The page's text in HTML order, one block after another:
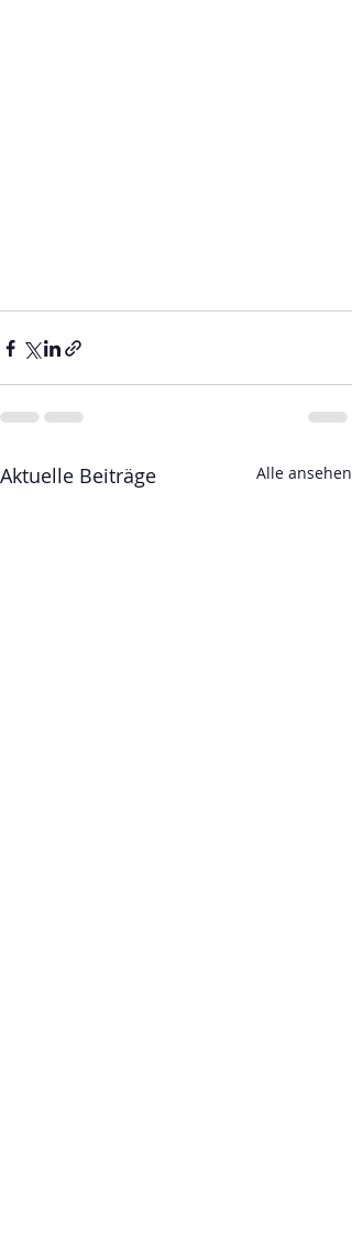
Aktuelle Beiträge Alle ansehen